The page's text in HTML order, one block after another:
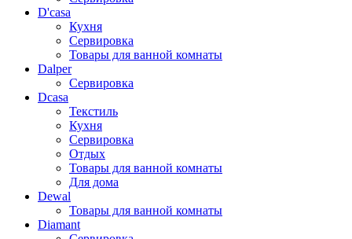
D'casa
Кухня
Сервировка
Товары для ванной комнаты
Dalper
Сервировка
Dcasa
Текстиль
Кухня
Сервировка
Отдых
Товары для ванной комнаты
Для дома
Dewal
Товары для ванной комнаты
Diamant